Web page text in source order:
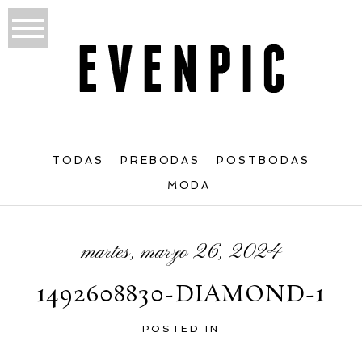
TODAS PREBODAS POSTBODAS
MODA
martes, marzo 26, 2024
1492608830-DIAMOND-1
POSTED IN